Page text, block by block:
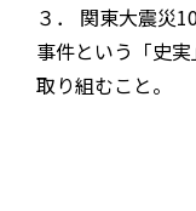
３． 関東大震災
事件という「史
取り組むこと。